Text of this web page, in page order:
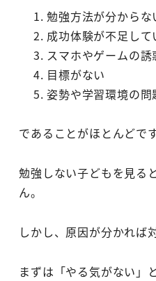
勉強方法が分からな
成功体験が不足して
スマホやゲームの誘
目標がない
姿勢や学習環境の問
であることがほとんどです
勉強しない子どもを見る
ん。
しかし、原因が分かれば
まずは「やる気がない」